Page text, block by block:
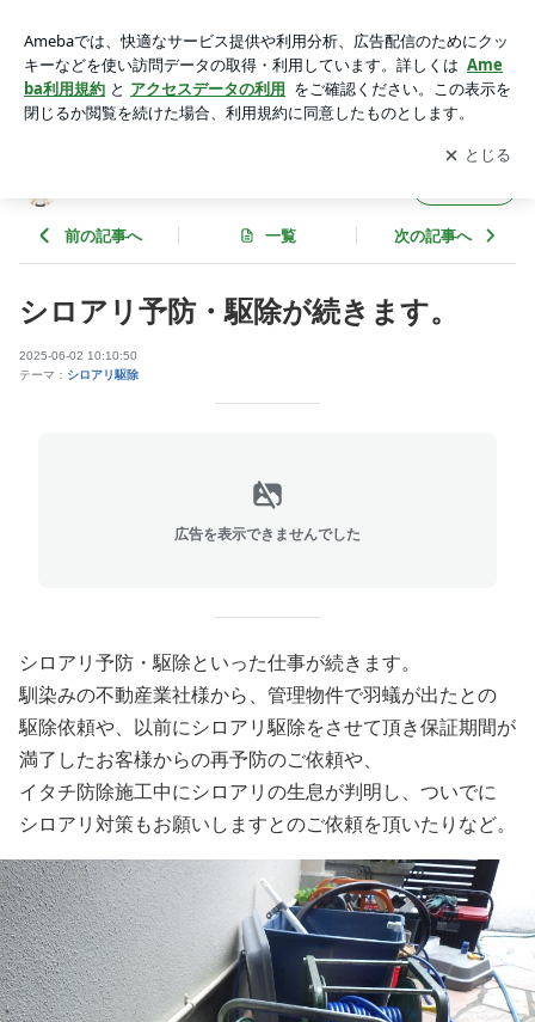
ぐれ日記アプリをダウンロードして ブログの更新通知
を受け取りまし
ょう。
開く
前の記事へ 一覧 次の記事へ
シロアリ予防・駆除が続きます。
2025-06-02 10:10:50
テーマ： シロアリ駆除
広告を表示できませんでした
シロアリ予防・駆除といった仕事が続きます。
馴染みの不動産業社様から、管理物件で羽蟻が出たとの
駆除依頼や、以前にシロアリ駆除をさせて頂き保証期間が
満了したお客様からの再予防のご依頼や、
イタチ防除施工中にシロアリの生息が判明し、ついでに
シロアリ対策もお願いしますとのご依頼を頂いたりなど。